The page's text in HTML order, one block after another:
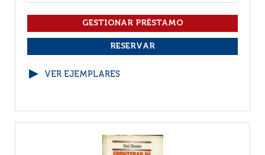
VER EJEMPLARES